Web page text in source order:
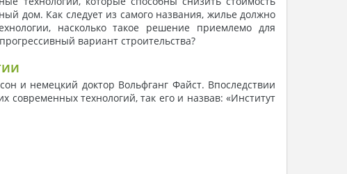
дом. Как следует из самого названия, жилье должно
насколько такое решение приемлемо для
вариант строительства?
и немецкий доктор Вольфганг Файст. Впоследствии
технологий, так его и назвав: «Институт